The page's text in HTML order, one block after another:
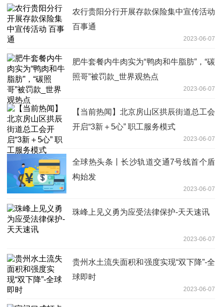
农行贵阳分行开展存款保险集中宣传活动
百事通
2023-06-07
肥牛套餐内牛肉实为“鸭肉和牛脂肪”，“碳
照哥”被罚款_世界观热点
2023-06-07
【当前热闻】北京房山区拱辰街道总工会
开启“3新＋5心” 职工服务模式
2023-06-07
全球热头条丨长沙轨道交通7号线首个盾
构始发
2023-06-07
珠峰上见义勇为应受法律保护-天天速讯
2023-06-07
贵州水土流失面积和强度实现“双下降”-全
球即时
2023-06-07